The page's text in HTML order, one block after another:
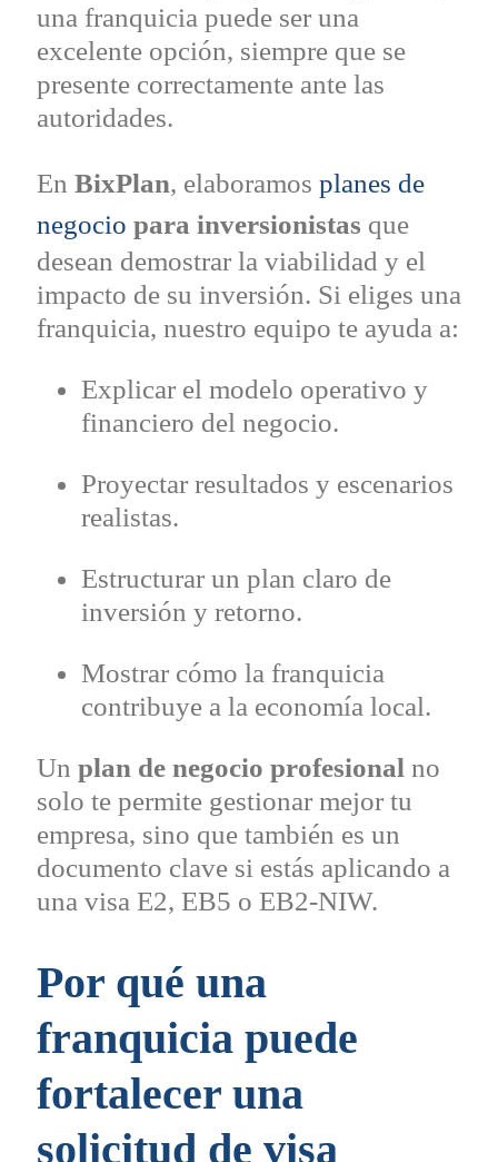
una franquicia puede ser una
excelente opción, siempre que se
presente correctamente ante las
autoridades.
En BixPlan, elaboramos planes de
negocio para inversionistas que
desean demostrar la viabilidad y el
impacto de su inversión. Si eliges una
franquicia, nuestro equipo te ayuda a:
Explicar el modelo operativo y
financiero del negocio.
Proyectar resultados y escenarios
realistas.
Estructurar un plan claro de
inversión y retorno.
Mostrar cómo la franquicia
contribuye a la economía local.
Un plan de negocio profesional no
solo te permite gestionar mejor tu
empresa, sino que también es un
documento clave si estás aplicando a
una visa E2, EB5 o EB2-NIW.
Por qué una
franquicia puede
fortalecer una
solicitud de visa